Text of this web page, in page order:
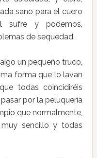
sano para el cuero
sufre y podemos,
de sequedad.
un pequeño truco,
forma que lo lavan
todas coincidiréis
por la peluquería
que normalmente,
sencillo y todas